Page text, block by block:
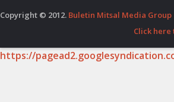
Copyright © 2012. Buletin Mitsal Media Group
Click
https://